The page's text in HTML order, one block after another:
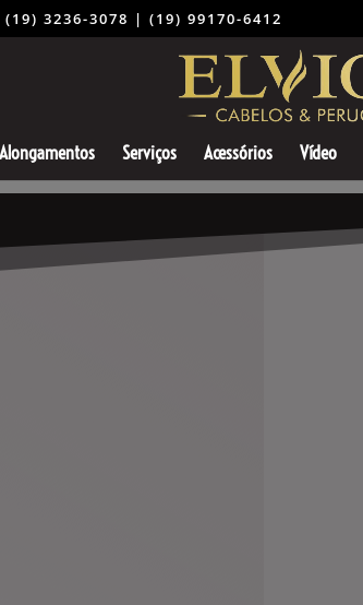
3236-3078 | (19) 99170-6412 ⠀⠀⠀⠀⠀⠀
Alongamentos Serviços Acessórios Vídeo